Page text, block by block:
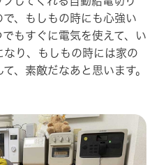
、もしもの時にも心強い
もすぐに電気を使えて、い
り、もしもの時には家の
、素敵だなあと思います。